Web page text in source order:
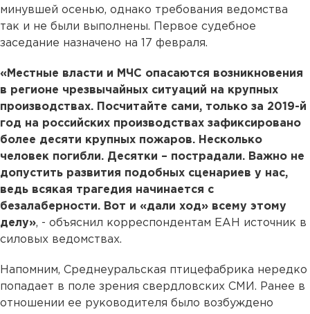
минувшей осенью, однако требования ведомства
так и не были выполнены. Первое судебное
заседание назначено на 17 февраля.
«Местные власти и МЧС опасаются возникновения
в регионе чрезвычайных ситуаций на крупных
производствах. Посчитайте сами, только за 2019-й
год на российских производствах зафиксировано
более десяти крупных пожаров. Несколько
человек погибли. Десятки – пострадали. Важно не
допустить развития подобных сценариев у нас,
ведь всякая трагедия начинается с
безалаберности. Вот и «дали ход» всему этому
делу», - объяснил корреспондентам ЕАН источник в
силовых ведомствах.
Напомним, Среднеуральская птицефабрика нередко
попадает в поле зрения свердловских СМИ. Ранее в
отношении ее руководителя было возбуждено